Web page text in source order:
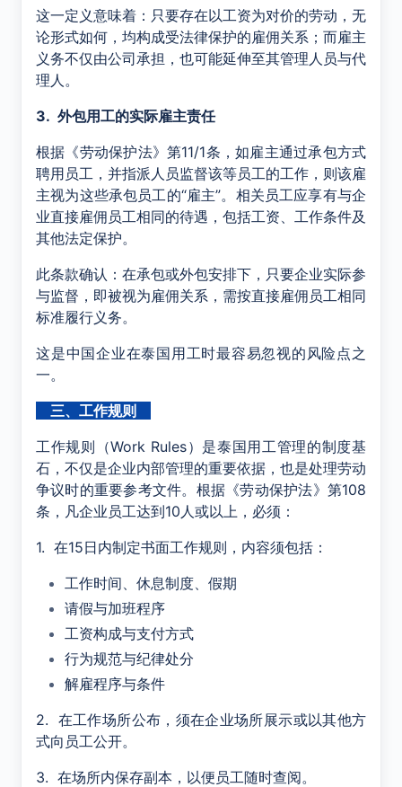
这一定义意味着：只要存在以工资为对价的劳动，无
论形式如何，均构成受法律保护的雇佣关系；而雇主
义务不仅由公司承担，也可能延伸至其管理人员与代
理人。
3. 外包用工的实际雇主责任
根据《劳动保护法》第11/1条，如雇主通过承包方式
聘用员工，并指派人员监督该等员工的工作，则该雇
主视为这些承包员工的“雇主”。相关员工应享有与企
业直接雇佣员工相同的待遇，包括工资、工作条件及
其他法定保护。
此条款确认：在承包或外包安排下，只要企业实际参
与监督，即被视为雇佣关系，需按直接雇佣员工相同
标准履行义务。
这是中国企业在泰国用工时最容易忽视的风险点之
一。
三、工作规则
工作规则（Work Rules）是泰国用工管理的制度基
石，不仅是企业内部管理的重要依据，也是处理劳动
争议时的重要参考文件。根据《劳动保护法》第108
条，凡企业员工达到10 人或以上，必须：
1. 在15日内制定书面工作规则，内容须包括：
工作时间、休息制度、假期
请假与加班程序
工资构成与支付方式
行为规范与纪律处分
解雇程序与条件
2. 在工作场所公布，须在企业场所展示或以其他方
式向员工公开。
3. 在场所内保存副本，以便员工随时查阅。